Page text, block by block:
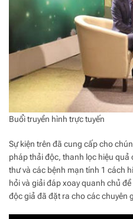
Buổi truyền hình trực tuyến
Sự kiện trên đã cung cấp cho
pháp thải độc, thanh lọc hiệu quả
thư và các bệnh mạn tính 1 cách
hỏi và giải đáp xoay quanh chủ
độc giả đã đặt ra cho các chuyên